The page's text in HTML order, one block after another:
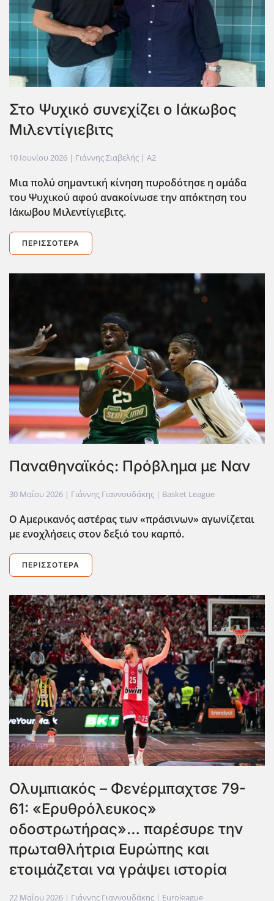
Στο Ψυχικό συνεχίζει ο Ιάκωβος
Μιλεντίγιεβιτς
10 Ιουνίου 2026 | Γιάννης Σιαβελής | A2
Μια πολύ σημαντική κίνηση πυροδότησε η ομάδα
του Ψυχικού αφού ανακοίνωσε την απόκτηση του
Ιάκωβου Μιλεντίγιεβιτς.
ΠΕΡΙΣΣΌΤΕΡΑ
Παναθηναϊκός: Πρόβλημα με Ναν
30 Μαΐου 2026 | Γιάννης Γιαννουδάκης | Basket League
Ο Αμερικανός αστέρας των «πράσινων» αγωνίζεται
με ενοχλήσεις στον δεξιό του καρπό.
ΠΕΡΙΣΣΌΤΕΡΑ
Ολυμπιακός – Φενέρμπαχτσε 79-
61: «Ερυθρόλευκος»
οδοστρωτήρας»… παρέσυρε την
πρωταθλήτρια Ευρώπης και
ετοιμάζεται να γράψει ιστορία
22 Μαΐου 2026 | Γιάννης Γιαννουδάκης | Euroleague